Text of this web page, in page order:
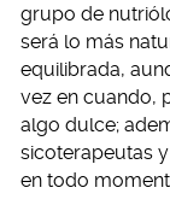
grupo de
será lo más
equilibrada,
vez en cuando,
algo dulce;
sicoterapeutas
en todo